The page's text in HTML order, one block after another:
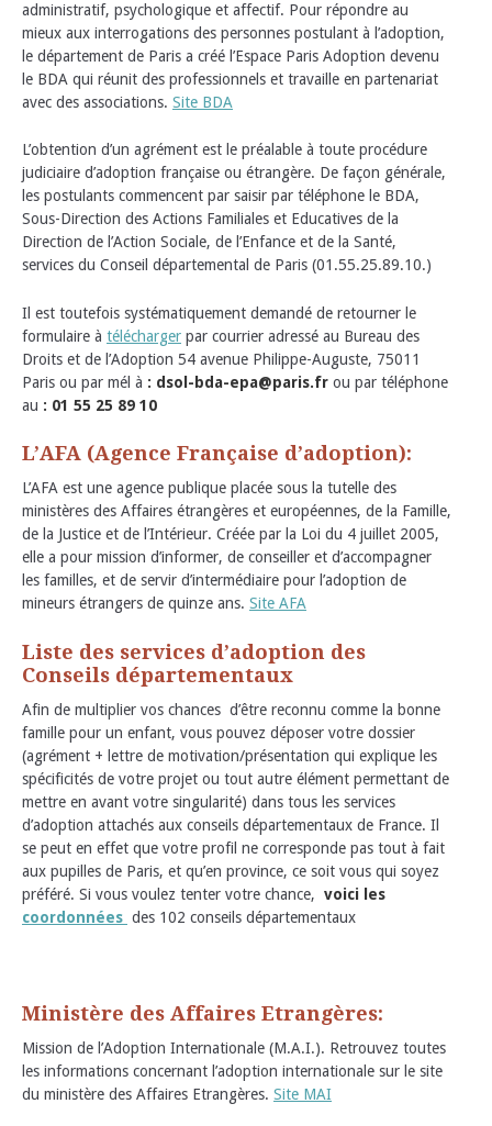
administratif, psychologique et affectif. Pour répondre au
mieux aux interrogations des personnes postulant à l’adoption,
le département de Paris a créé l’Espace Paris Adoption devenu
le BDA qui réunit des professionnels et travaille en partenariat
avec des associations. Site BDA
L’obtention d’un agrément est le préalable à toute procédure
judiciaire d’adoption française ou étrangère. De façon générale,
les postulants commencent par saisir par téléphone le BDA,
Sous-Direction des Actions Familiales et Educatives de la
Direction de l’Action Sociale, de l’Enfance et de la Santé,
services du Conseil départemental de Paris (01.55.25.89.10.)
Il est toutefois systématiquement demandé de retourner le
formulaire à télécharger par courrier adressé au Bureau des
Droits et de l’Adoption 54 avenue Philippe-Auguste, 75011
Paris ou par mél à : dsol-bda-epa@paris.fr ou par téléphone
au : 01 55 25 89 10
L’AFA (Agence Française d’adoption):
L’AFA est une agence publique placée sous la tutelle des
ministères des Affaires étrangères et européennes, de la Famille,
de la Justice et de l’Intérieur. Créée par la Loi du 4 juillet 2005,
elle a pour mission d’informer, de conseiller et d’accompagner
les familles, et de servir d’intermédiaire pour l’adoption de
mineurs étrangers de quinze ans. Site AFA
Liste des services d’adoption des
Conseils départementaux
Afin de multiplier vos chances d’être reconnu comme la bonne
famille pour un enfant, vous pouvez déposer votre dossier
(agrément + lettre de motivation/présentation qui explique les
spécificités de votre projet ou tout autre élément permettant de
mettre en avant votre singularité) dans tous les services
d’adoption attachés aux conseils départementaux de France. Il
se peut en effet que votre profil ne corresponde pas tout à fait
aux pupilles de Paris, et qu’en province, ce soit vous qui soyez
préféré. Si vous voulez tenter votre chance, voici les
coordonnées des 102 conseils départementaux
Ministère des Affaires Etrangères:
Mission de l’Adoption Internationale (M.A.I.). Retrouvez toutes
les informations concernant l’adoption internationale sur le site
du ministère des Affaires Etrangères. Site MAI